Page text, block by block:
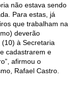
não estava sendo
Para estas, já
que trabalham na
deverão
à Secretaria
cadastrarem e
afirmou o
Rafael Castro.